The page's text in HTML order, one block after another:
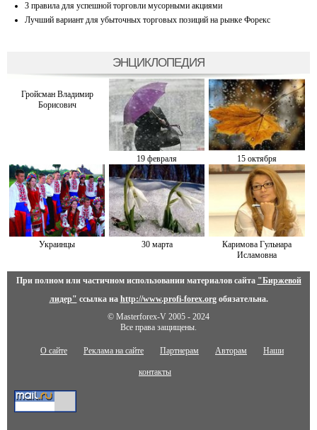
3 правила для успешной торговли мусорными акциями
Лучший вариант для убыточных торговых позиций на рынке Форекс
ЭНЦИКЛОПЕДИЯ
Гройсман Владимир
Борисович
19 февраля 15 октября
Украинцы 30 марта
Каримова Гульнара
Исламовна
При полном или частичном использовании материалов сайта "Биржевой
лидер" ссылка на http://www.profi-forex.orgобязательна.
© Masterforex-V 2005 - 2024
Все права защищены.
О сайте Реклама на сайте Партнерам Авторам Наши
контакты